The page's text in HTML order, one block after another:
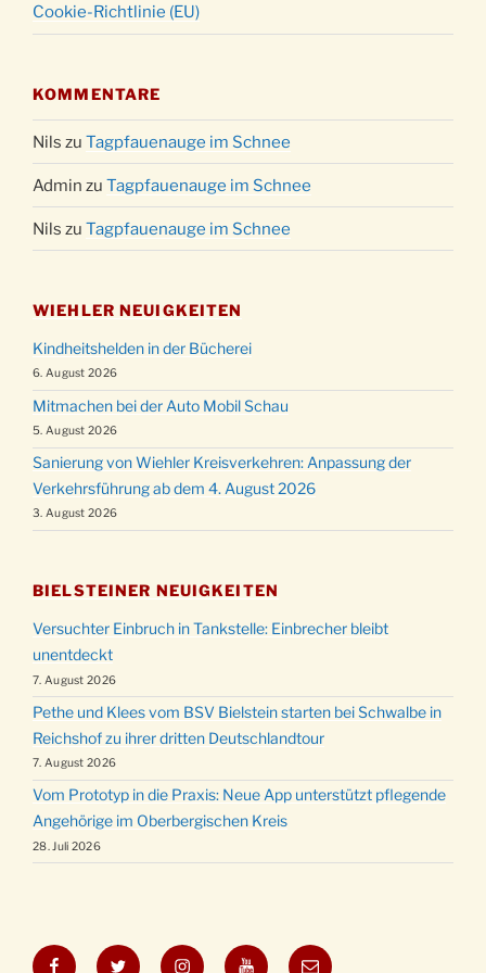
Cookie-Richtlinie (EU)
KOMMENTARE
Nils zu Tagpfauenauge im Schnee
Admin zu Tagpfauenauge im Schnee
Nils zu Tagpfauenauge im Schnee
WIEHLER NEUIGKEITEN
Kindheitshelden in der Bücherei
6. August 2026
Mitmachen bei der Auto Mobil Schau
5. August 2026
Sanierung von Wiehler Kreisverkehren: Anpassung der
Verkehrsführung ab dem 4. August 2026
3. August 2026
BIELSTEINER NEUIGKEITEN
Versuchter Einbruch in Tankstelle: Einbrecher bleibt
unentdeckt
7. August 2026
Pethe und Klees vom BSV Bielstein starten bei Schwalbe in
Reichshof zu ihrer dritten Deutschlandtour
7. August 2026
Vom Prototyp in die Praxis: Neue App unterstützt pflegende
Angehörige im Oberbergischen Kreis
28. Juli 2026
FacebookTwitter InstagramYouTubeE-